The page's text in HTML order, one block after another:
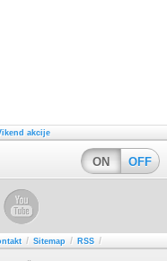
akcije
ON OFF
/ Sitemap / RSS /